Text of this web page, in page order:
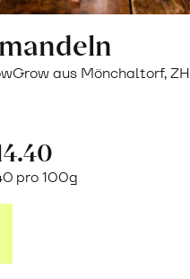
aus Mönchaltorf, ZH
pro 100g